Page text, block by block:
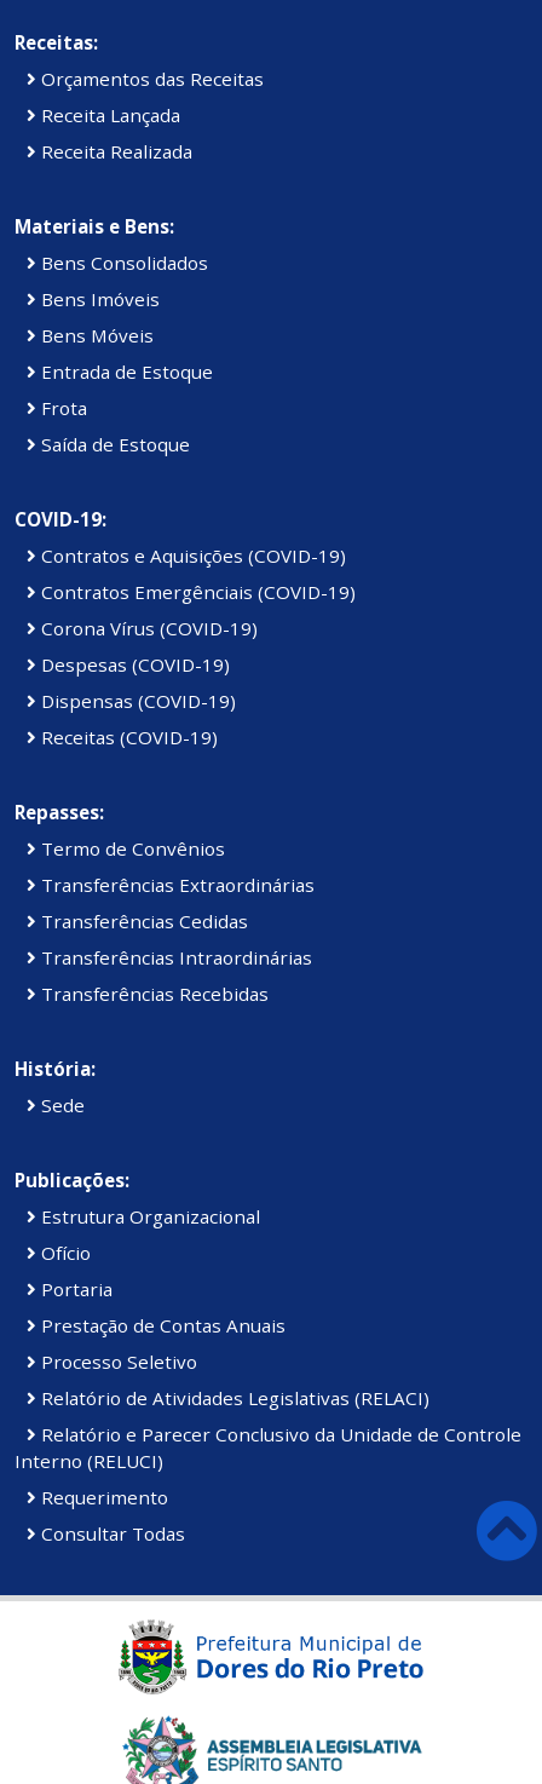
Receitas:
Orçamentos das Receitas
Receita Lançada
Receita Realizada
Materiais e Bens:
Bens Consolidados
Bens Imóveis
Bens Móveis
Entrada de Estoque
Frota
Saída de Estoque
COVID-19:
Contratos e Aquisições (COVID-19)
Contratos Emergênciais (COVID-19)
Corona Vírus (COVID-19)
Despesas (COVID-19)
Dispensas (COVID-19)
Receitas (COVID-19)
Repasses:
Termo de Convênios
Transferências Extraordinárias
Transferências Cedidas
Transferências Intraordinárias
Transferências Recebidas
História:
Sede
Publicações:
Estrutura Organizacional
Ofício
Portaria
Prestação de Contas Anuais
Processo Seletivo
Relatório de Atividades Legislativas (RELACI)
Relatório e Parecer Conclusivo da Unidade de Controle
Interno (RELUCI)
Requerimento
Consultar Todas